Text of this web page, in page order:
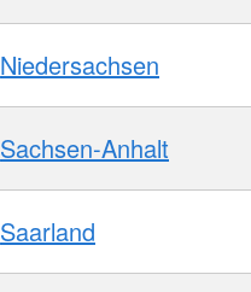
Niedersachsen
Sachsen-Anhalt
Saarland